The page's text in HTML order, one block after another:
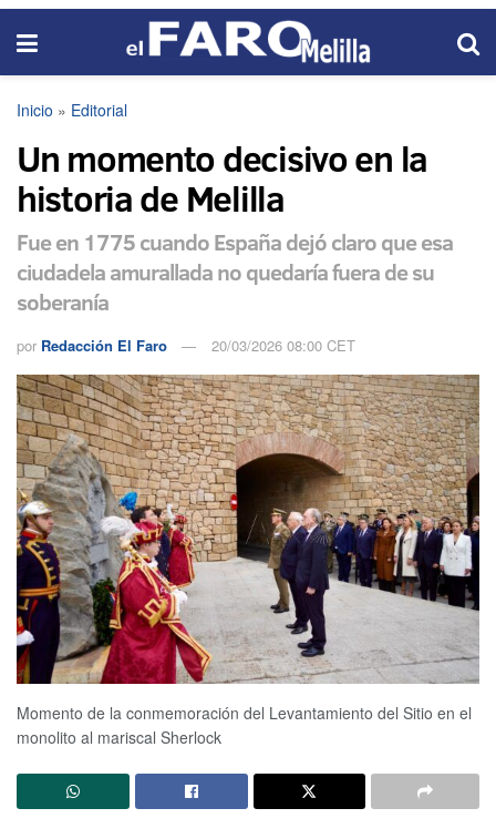
Inicio » Editorial
Un momento decisivo en la
historia de Melilla
Fue en 1775 cuando España dejó claro que esa
ciudadela amurallada no quedaría fuera de su
soberanía
por Redacción El Faro 20/03/2026 08:00 CET
Momento de la conmemoración del Levantamiento del Sitio en el
monolito al mariscal Sherlock